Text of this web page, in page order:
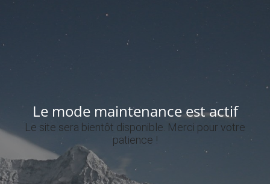
Le mode maintenance est actif
Le site sera bientôt disponible. Merci pour votre
patience !